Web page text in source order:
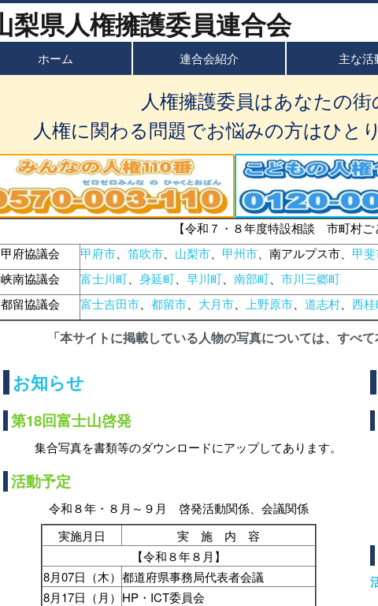
ホーム 連合会紹介 主な活
人権擁護委員はあなたの街
人権に関わる問題でお悩みの方はひと
【令和７・８年度特設相談 市町村ご
甲府協議会
甲府市 笛吹市 山梨市 甲州市 、南アルプス市、 甲
峡南協議会
富士川町 身延町 早川町 南部町
市川三郷町
都留協議会
富士吉田市 都留市 大月市 上野原市 道志村 西
「本サイトに掲載している人物の写真については、すべ
お知らせ
第18回富士山啓発
集合写真を書類等のダウンロードにアップしてあります。
活動予定
令和８年・８月～９月 啓発活動関係、会議関係
実施月日
実 施 内 容
【令和８年８月】
8月07日（木） 都道府県事務局代表者会議
8月17日（月） HP・ICT委員会